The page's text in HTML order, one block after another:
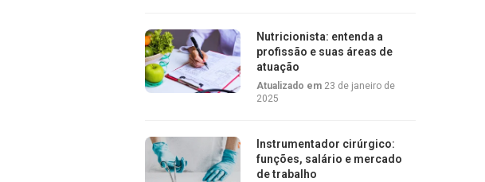
Nutricionista: entenda a
profissão e suas áreas de
atuação
Atualizado em 23 de janeiro de
2025
Instrumentador cirúrgico:
funções, salário e mercado
de trabalho